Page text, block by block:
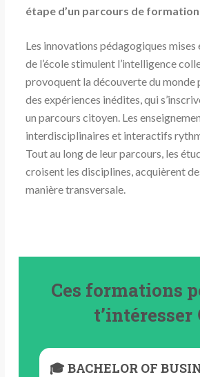
étape d’un parcours de formation
Les innovations pédagogiques mises
de l’école stimulent l’intelligence
provoquent la découverte du monde
des expériences inédites, qui
un parcours citoyen. Les
interdisciplinaires et interactifs
Tout au long de leur parcours, les
croisent les disciplines, acquièrent
manière transversale.
Ces formations
t’intéresser
🎓 BACHELOR OF